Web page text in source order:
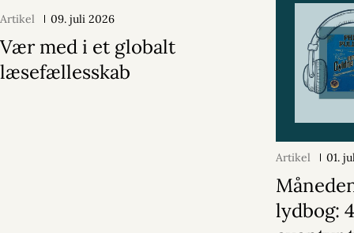
Artikel 09. juli 2026
Vær med i et globalt
læsefællesskab
Artikel 01.
lydbog: